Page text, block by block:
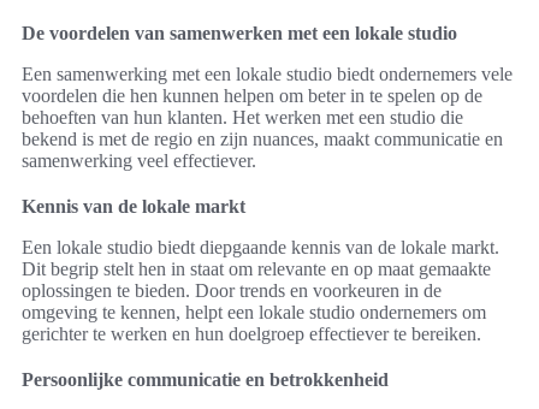
De voordelen van samenwerken met een lokale studio
Een samenwerking met een lokale studio biedt ondernemers vele
voordelen die hen kunnen helpen om beter in te spelen op de
behoeften van hun klanten. Het werken met een studio die
bekend is met de regio en zijn nuances, maakt communicatie en
samenwerking veel effectiever.
Kennis van de lokale markt
Een lokale studio biedt diepgaande kennis van de lokale markt.
Dit begrip stelt hen in staat om relevante en op maat gemaakte
oplossingen te bieden. Door trends en voorkeuren in de
omgeving te kennen, helpt een lokale studio ondernemers om
gerichter te werken en hun doelgroep effectiever te bereiken.
Persoonlijke communicatie en betrokkenheid